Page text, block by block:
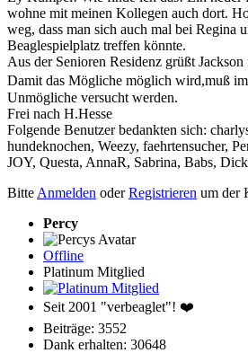
wohne mit meinen Kollegen auch dort.
weg, dass man sich auch mal bei Regina
Beaglespielplatz treffen könnte.
Aus der Senioren Residenz grüßt
Damit das Mögliche möglich wird,muß
Unmögliche versucht werden.
Frei nach H.Hesse
Folgende Benutzer bedankten sich:
hundeknochen, Weezy, faehrtensucher,
JOY, Questa, AnnaR, Sabrina, Babs,
Bitte Anmelden oderRegistrieren um der
Percy
Offline
Platinum Mitglied
Seit 2001 "verbeaglet"! ❤️
Beiträge: 3552
Dank erhalten: 30648